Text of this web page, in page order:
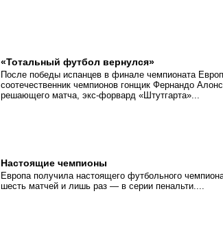
«Тотальный футбол вернулся»
После победы испанцев в финале чемпионата
соотечественник чемпионов гонщик Фернандо
решающего матча, экс-форвард «Штутгарта»...
Настоящие чемпионы
Европа получила настоящего футбольного
шесть матчей и лишь раз — в серии пенальти....